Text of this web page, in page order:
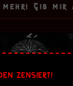
Gib
zensiert!